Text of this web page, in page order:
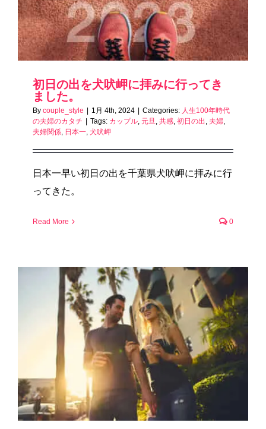
初日の出を犬吠岬に拝みに行ってき
ました。
By couple_style | 1月 4th, 2024 | Categories: 人生100年時代
の夫婦のカタチ | Tags: カップル 元旦 共感 初日の出 夫婦
夫婦関係 日本一 犬吠岬
日本一早い初日の出を千葉県犬吠岬に拝みに行
ってきた。
Read More 0